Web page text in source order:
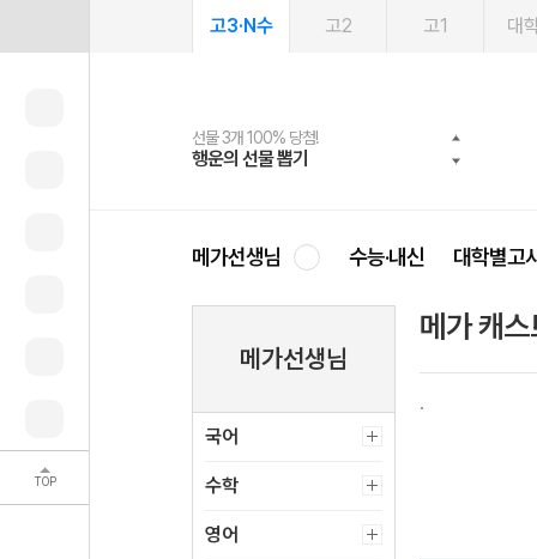
TOP
고3·N수 고2 고1 대
선물 3개 100% 당첨!
행운의 선물 뽑기
선물 100% 증정!
메가스터디 X 올리브
여름방학 스터디 캐시백
메가런 썸머스쿨
2027 러셀 단과
강사 공개선발
스마트러닝앱
설문 EVENT
메가패스
3일 무료 체험권
메가패스 수강생 무료혜택!
메가클럽 멤버십
사회공헌 캠페인
희망이룸 메가나눔
메가선생님 수능·내신 대학별고
메가선생님
국어
수학
영어
메가 캐스